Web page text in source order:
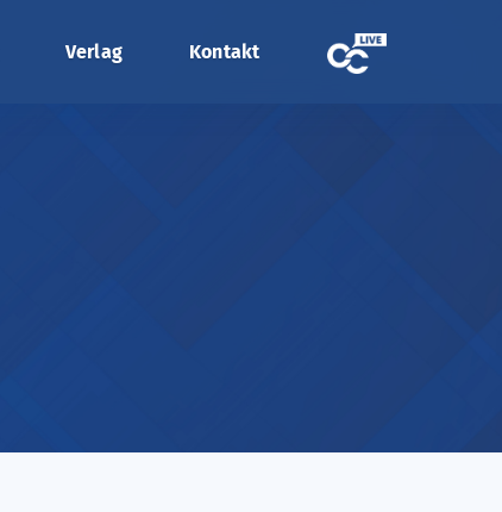
Verlag Kontakt